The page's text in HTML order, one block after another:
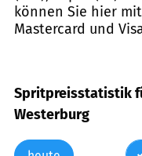
können Sie hier mit
Mastercard und
Spritpreisstatistik
Westerburg